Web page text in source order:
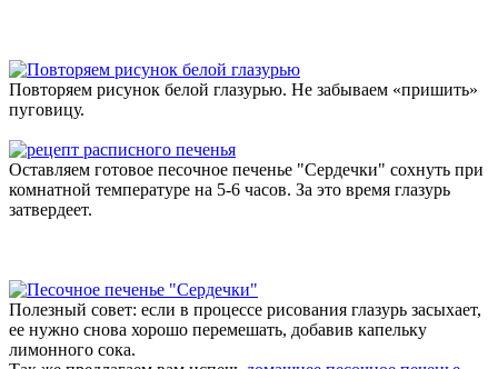
Повторяем рисунок белой глазурью. Не забываем «пришить»
пуговицу.
Оставляем готовое песочное печенье "Сердечки" сохнуть при
комнатной температуре на 5-6 часов. За это время глазурь
затвердеет.
Полезный совет: если в процессе рисования глазурь засыхает,
ее нужно снова хорошо перемешать, добавив капельку
лимонного сока.